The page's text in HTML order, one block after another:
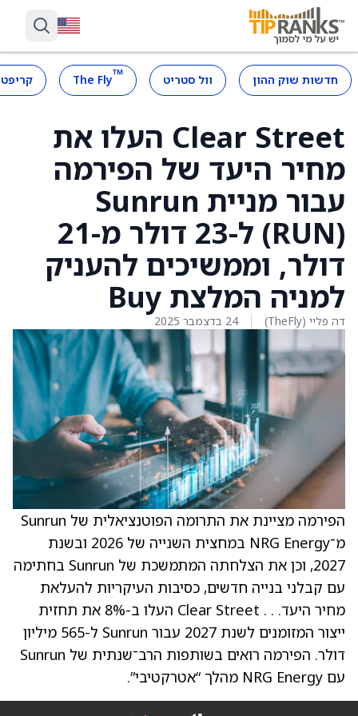
חדשות שוק ההון וול סטריט ™
The Fly
Clear Street העלו את
מחיר היעד של הפירמה
עבור מניית Sunrun
‏(RUN) ל-23 דולר מ-21
דולר, וממשיכים להעניק
למניה המלצת Buy
דה פליי (TheFly) 24 בדצמבר 2025
הפירמה מציינת את התרומה הפוטנציאלית של Sunrun
מ־NRG Energy במחצית השנייה של 2026 ובשנת
2027, וכן את הצלחתה המתמשכת של Sunrun בחתימה
עם קבלני בנייה חדשים, כסיבות העיקריות להעלאת
מחיר היעד. . . Clear Street העלו ב-8% את תחזית
ייצור המזומנים לשנת 2027 עבור Sunrun ל-565 מיליון
דולר. הפירמה רואים בשותפות הרב־שנתית של Sunrun
עם NRG Energy מהלך “אטרקטיבי”.